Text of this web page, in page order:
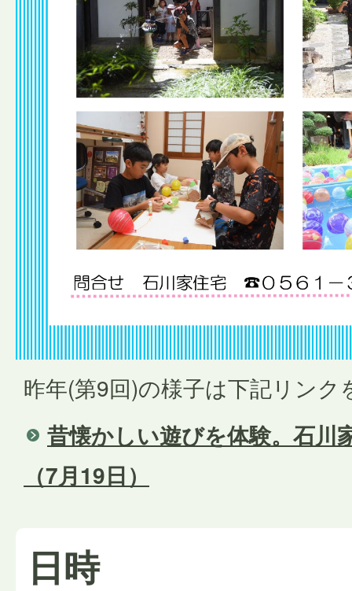
昨年(第9回)の様子は下記リン
昔懐かしい遊びを体験。石川
（7月19日）
日時